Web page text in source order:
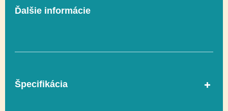
Ďalšie informácie
Špecifikácia